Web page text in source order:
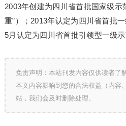
2003年创建为四川省首批国家级示
重”）；2013年认定为四川省首批
5月认定为四川省首批引领型一级示
免责声明：本站刊发内容仅供读者了
本文内容影响到您的合法权益（内容
站，我们会及时删除处理。